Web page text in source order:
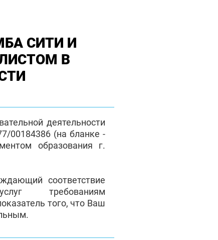
СИТИ И
В
деятельности
00184386 (на бланке -
образования г.
соответствие
требованиям
того, что Ваш